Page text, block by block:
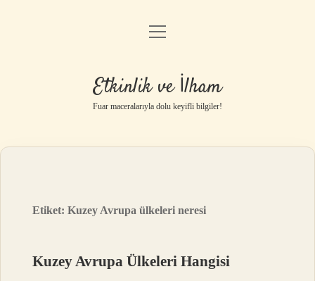
Anasayfa
Gizlilik Politikası
Yasal Uyarı
menüyü
Etkinlik ve İlham
Fuar maceralarıyla dolu keyifli bilgiler!
Etiket:Kuzey Avrupa ülkeleri neresi
Kuzey Avrupa Ülkeleri Hangisi